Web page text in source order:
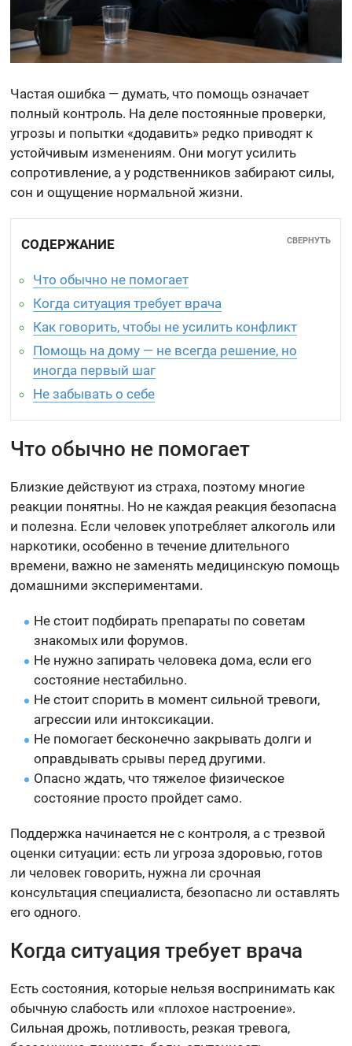
Частая ошибка — думать, что помощь означает
полный контроль. На деле постоянные проверки,
угрозы и попытки «додавить» редко приводят к
устойчивым изменениям. Они могут усилить
сопротивление, а у родственников забирают силы,
сон и ощущение нормальной жизни.
СОДЕРЖАНИЕ СВЕРНУТЬ
Что обычно не помогает
Когда ситуация требует врача
Как говорить, чтобы не усилить конфликт
Помощь на дому — не всегда решение, но
иногда первый шаг
Не забывать о себе
Что обычно не помогает
Близкие действуют из страха, поэтому многие
реакции понятны. Но не каждая реакция безопасна
и полезна. Если человек употребляет алкоголь или
наркотики, особенно в течение длительного
времени, важно не заменять медицинскую помощь
домашними экспериментами.
Не стоит подбирать препараты по советам
знакомых или форумов.
Не нужно запирать человека дома, если его
состояние нестабильно.
Не стоит спорить в момент сильной тревоги,
агрессии или интоксикации.
Не помогает бесконечно закрывать долги и
оправдывать срывы перед другими.
Опасно ждать, что тяжелое физическое
состояние просто пройдет само.
Поддержка начинается не с контроля, а с трезвой
оценки ситуации: есть ли угроза здоровью, готов
ли человек говорить, нужна ли срочная
консультация специалиста, безопасно ли оставлять
его одного.
Когда ситуация требует врача
Есть состояния, которые нельзя воспринимать как
обычную слабость или «плохое настроение».
Сильная дрожь, потливость, резкая тревога,